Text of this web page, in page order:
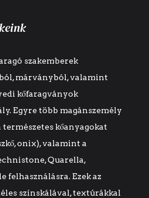
szakemberek
márványból, valamint
kőfaragványok
Egyre több magánszemély
kőanyagokat
onix), valamint a
Quarella,
felhasználásra. Ezek az
színskálával, textúrákkal